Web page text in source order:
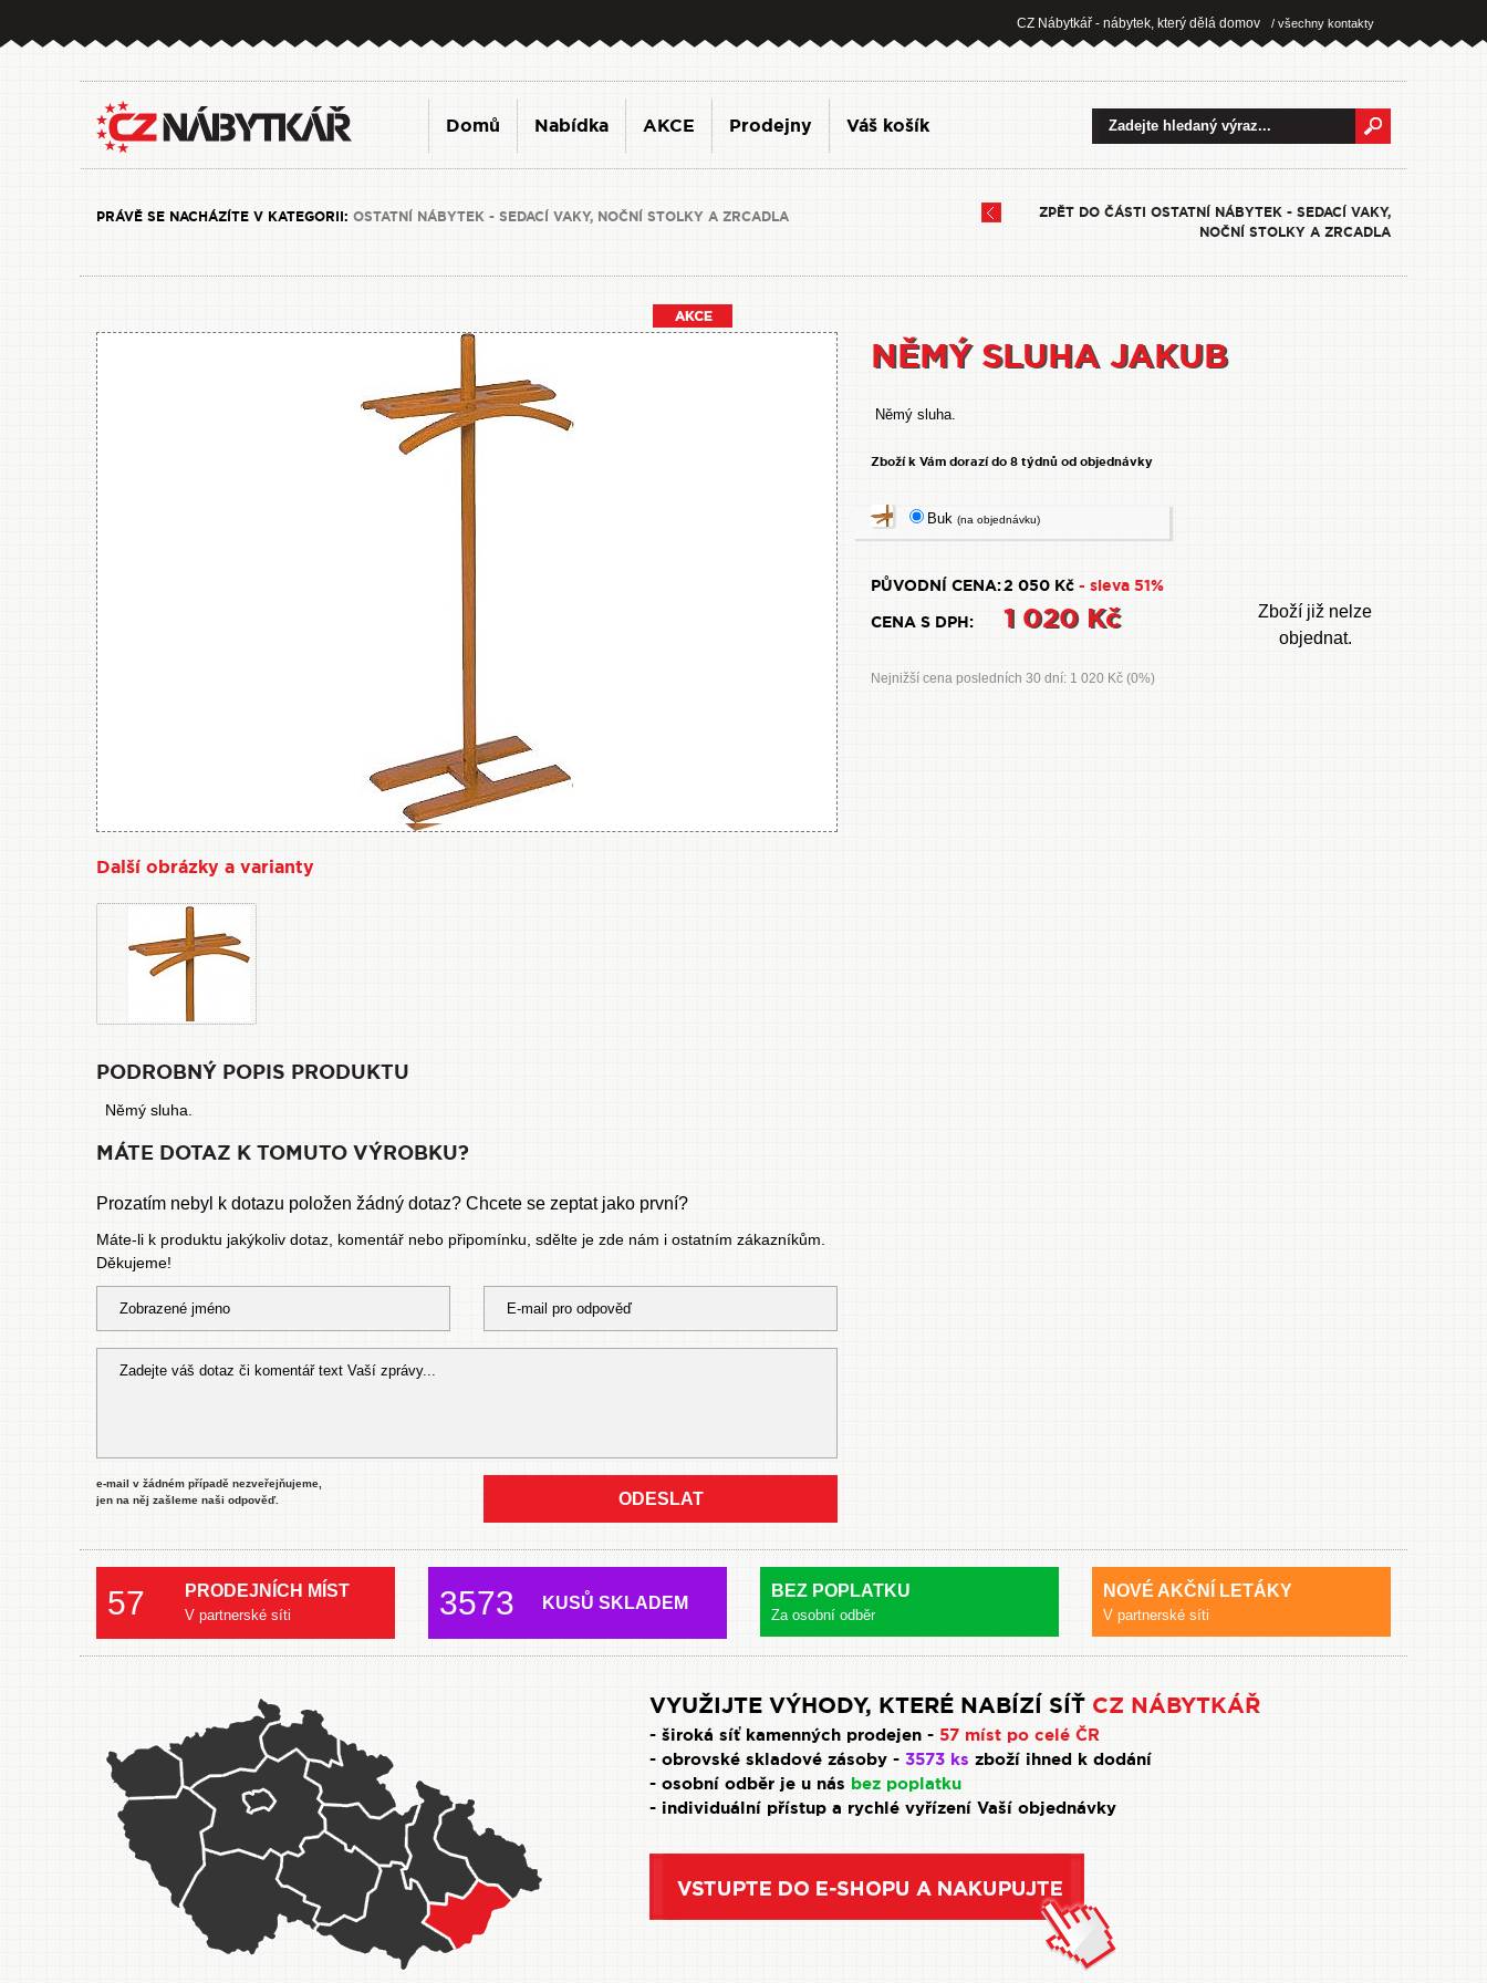
/ všechny kontakty
CZ Nábytkář - nábytek, který dělá domov
Domů Nabídka AKCE Prodejny Váš košík
PRÁVĚ SE NACHÁZÍTE V KATEGORII: OSTATNÍ NÁBYTEK - SEDACÍ VAKY, NOČNÍ STOLKY A ZRCADLA
ZPĚT DO ČÁSTI OSTATNÍ NÁBYTEK - SEDACÍ VAKY,
NOČNÍ STOLKY A ZRCADLA
NĚMÝ SLUHA JAKUB
Němý sluha.
Zboží k Vám dorazí do 8 týdnů od objednávky
Buk (na objednávku)
PŮVODNÍ CENA:2 050 Kč - sleva 51%
CENA S DPH:
1 020 Kč
Zboží již nelze
objednat.
Nejnižší cena posledních 30 dní: 1 020 Kč (0%)
Další obrázky a varianty
PODROBNÝ POPIS PRODUKTU
Němý sluha.
MÁTE DOTAZ K TOMUTO VÝROBKU?
Prozatím nebyl k dotazu položen žádný dotaz? Chcete se zeptat jako první?
Máte-li k produktu jakýkoliv dotaz, komentář nebo připomínku, sdělte je zde nám i ostatním zákazníkům.
Děkujeme!
e-mail v žádném případě nezveřejňujeme,
jen na něj zašleme naši odpověď.
ODESLAT
57 PRODEJNÍCH MÍST
V partnerské síti 3573 KUSŮ SKLADEM
BEZ POPLATKU
Za osobní odběr
NOVÉ AKČNÍ LETÁKY
V partnerské síti
VYUŽIJTE VÝHODY, KTERÉ NABÍZÍ SÍŤ CZ NÁBYTKÁŘ
- široká síť kamenných prodejen - 57 míst po celé ČR
- obrovské skladové zásoby - 3573 ks zboží ihned k dodání
- osobní odběr je u nás bez poplatku
- individuální přístup a rychlé vyřízení Vaší objednávky